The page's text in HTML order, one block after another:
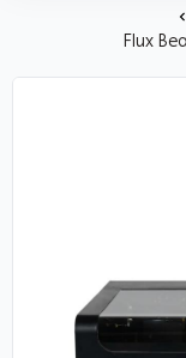
Flux